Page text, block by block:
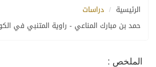
الرئيسية
دراسات
حمد بن مبارك المناعي - راوية المتنبي في
الملخص :